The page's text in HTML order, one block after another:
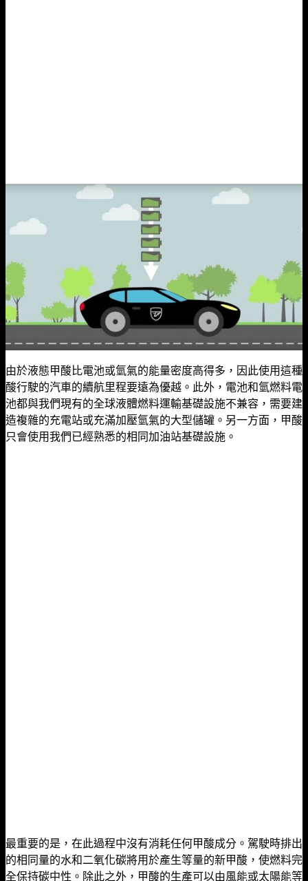
由於液態甲酸比電池或氫氣的能量密度高得多，因此使用這種
酸行駛的汽車的續航里程要遠為優越。 此外，電池和氫燃料電
池都與我們現有的全球液體燃料運輸基礎設施不兼容，需要建
造複雜的充電站或充滿加壓氫氣的大型儲罐。 另一方面，甲酸
只會使用我們已經熟悉的相同加油站基礎設施。
最重要的是，在此過程中沒有消耗任何甲酸成分。駕駛時排出
的相同量的水和二氧化碳將用於產生等量的新甲酸，使燃料完
全保持碳​​中性。除此之外，甲酸的生產可以由風能或太陽能等